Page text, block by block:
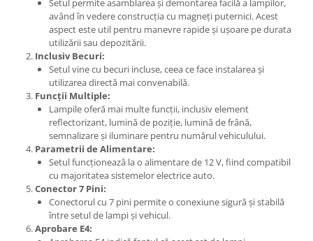
Setul permite asamblarea și demontarea facilă a lampilor,
având în vedere construcția cu magneți puternici. Acest
aspect este util pentru manevre rapide și ușoare pe durata
utilizării sau depozitării.
Inclusiv Becuri:
Setul vine cu becuri incluse, ceea ce face instalarea și
utilizarea directă mai convenabilă.
Funcții Multiple:
Lampile oferă mai multe funcții, inclusiv element
reflectorizant, lumină de poziție, lumină de frână,
semnalizare și iluminare pentru numărul vehiculului.
Parametrii de Alimentare:
Setul funcționează la o alimentare de 12 V, fiind compatibil
cu majoritatea sistemelor electrice auto.
Conector 7 Pini:
Conectorul cu 7 pini permite o conexiune sigură și stabilă
între setul de lampi și vehicul.
Aprobare E4: